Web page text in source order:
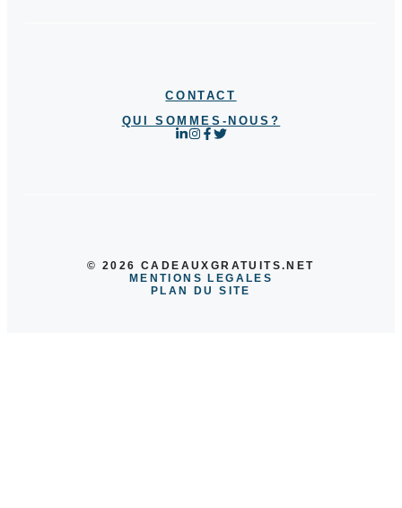
CONTACT
QUI SOMMES-NOUS?
© 2026 CADEAUXGRATUITS.NET
MENTIONS LEGALES
PLAN DU SITE